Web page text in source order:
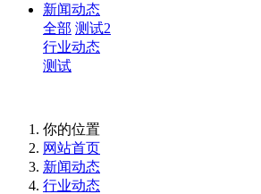
新闻动态
全部 测试2
行业动态
测试
你的位置
网站首页
新闻动态
行业动态